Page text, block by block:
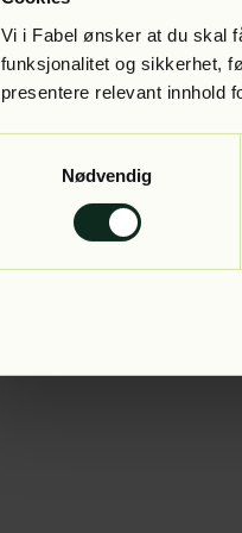
Vi i Fabel ønsker at du skal
funksjonalitet og sikkerhet,
presentere relevant innhold
Nødvendig
Application